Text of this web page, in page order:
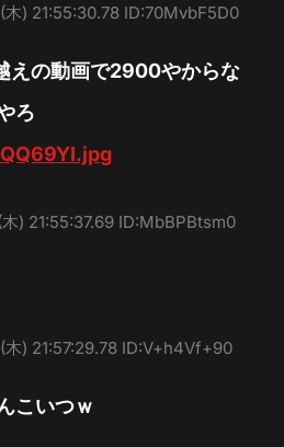
) 21:55:30.78 ID:70MvbF5D0
えの動画で2900やからな
ろ
) 21:55:37.69 ID:MbBPBtsm0
) 21:57:29.78 ID:V+h4Vf+90
こいつｗ